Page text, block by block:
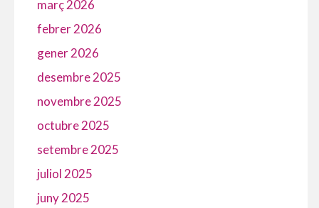
març 2026
febrer 2026
gener 2026
desembre 2025
novembre 2025
octubre 2025
setembre 2025
juliol 2025
juny 2025